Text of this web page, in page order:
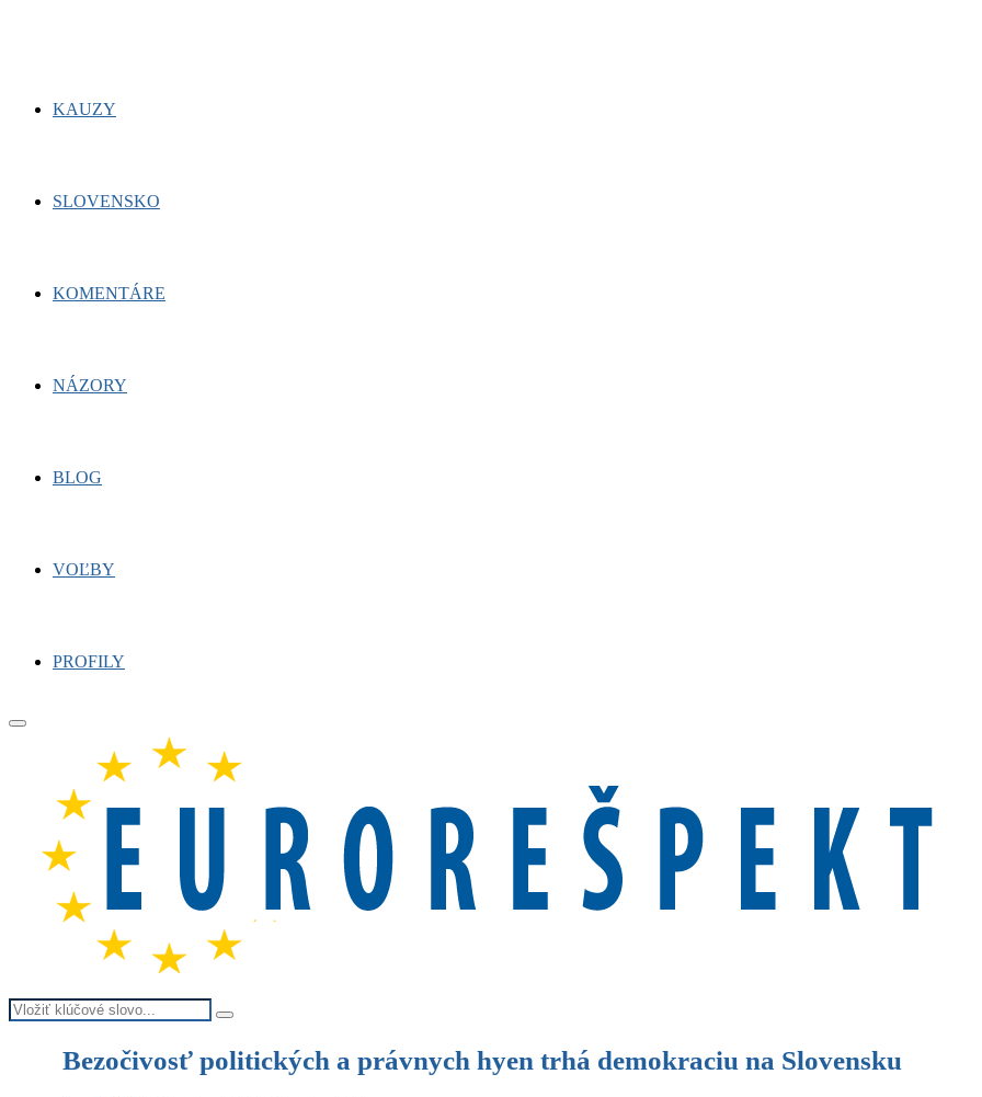
KAUZY
SLOVENSKO
KOMENTÁRE
NÁZORY
BLOG
VOĽBY
PROFILY
Primary
Search
for:
Search
Bezočivosť politických a právnych hyen trhá demokraciu na Slovensku